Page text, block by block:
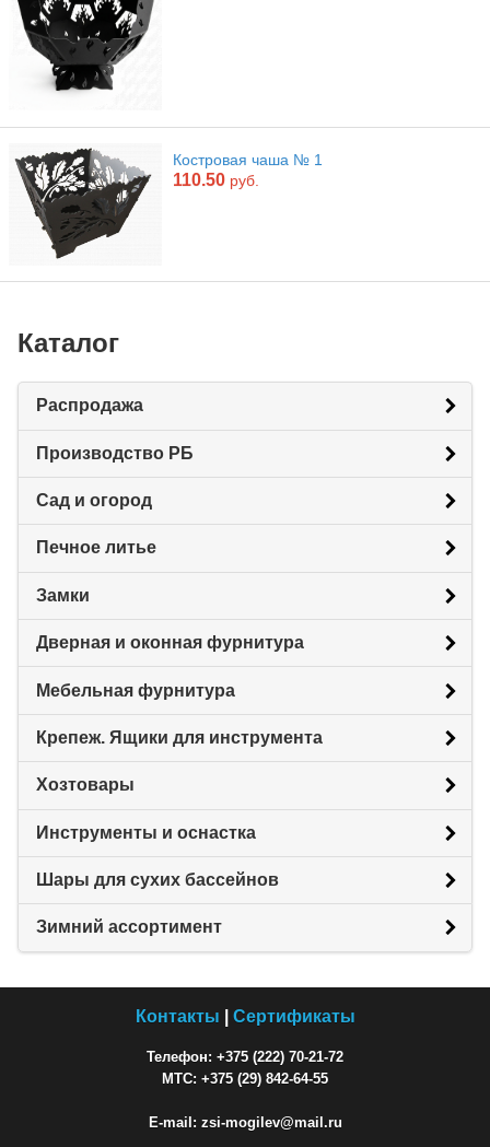
Костровая чаша № 1
110.50 руб.
Каталог
Распродажа
Производство РБ
Сад и огород
Печное литье
Замки
Дверная и оконная фурнитура
Мебельная фурнитура
Крепеж. Ящики для инструмента
Хозтовары
Инструменты и оснастка
Шары для сухих бассейнов
Зимний ассортимент
Контакты Сертификаты
Телефон: +375 (222) 70-21-72
МТС: +375 (29) 842-64-55
E-mail: zsi-mogilev@mail.ru